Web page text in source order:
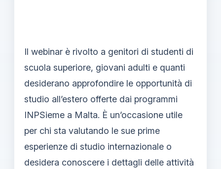
Il webinar è rivolto a genitori di studenti di
scuola superiore, giovani adulti e quanti
desiderano approfondire le opportunità di
studio all’estero offerte dai programmi
INPSieme a Malta. È un’occasione utile
per chi sta valutando le sue prime
esperienze di studio internazionale o
desidera conoscere i dettagli delle attività